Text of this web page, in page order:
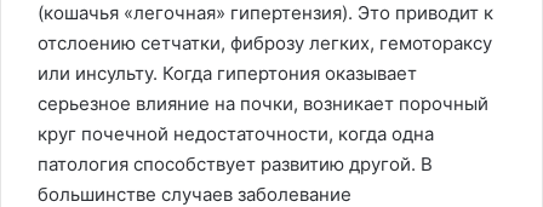
(кошачья «легочная» гипертензия). Это приводит к
отслоению сетчатки, фиброзу легких, гемотораксу
или инсульту. Когда гипертония оказывает
серьезное влияние на почки, возникает порочный
круг почечной недостаточности, когда одна
патология способствует развитию другой. В
большинстве случаев заболевание